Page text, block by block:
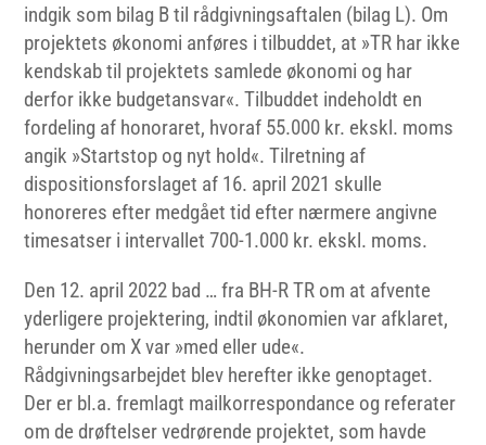
indgik som bilag B til rådgivningsaftalen (bilag L). Om
projektets økonomi anføres i tilbuddet, at »TR har ikke
kendskab til projektets samlede økonomi og har
derfor ikke budgetansvar«. Tilbuddet indeholdt en
fordeling af honoraret, hvoraf 55.000 kr. ekskl. moms
angik »Startstop og nyt hold«. Tilretning af
dispositionsforslaget af 16. april 2021 skulle
honoreres efter medgået tid efter nærmere angivne
timesatser i intervallet 700-1.000 kr. ekskl. moms.
Den 12. april 2022 bad … fra BH-R TR om at afvente
yderligere projektering, indtil økonomien var afklaret,
herunder om X var »med eller ude«.
Rådgivningsarbejdet blev herefter ikke genoptaget.
Der er bl.a. fremlagt mailkorrespondance og referater
om de drøftelser vedrørende projektet, som havde